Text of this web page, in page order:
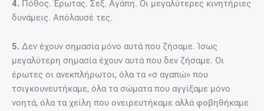
4. Πόθος. Έρωτας. Σεξ. Αγάπη. Οι μεγαλύτερες κινητήριες
δυνάμεις. Απόλαυσέ τες.
5. Δεν έχουν σημασία μόνο αυτά που ζήσαμε. Ίσως
μεγαλύτερη σημασία έχουν αυτά που δεν ζήσαμε. Οι
έρωτες οι ανεκπλήρωτοι, όλα τα «σ αγαπώ» που
τσιγκουνευτήκαμε, όλα τα σώματα που αγγίξαμε μόνο
νοητά, όλα τα χείλη που ονειρευτήκαμε αλλά φοβηθήκαμε